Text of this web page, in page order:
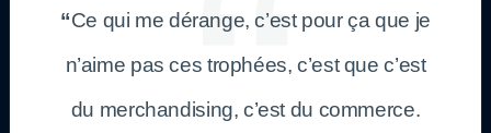
“Ce qui me dérange, c’est pour ça que je
n’aime pas ces trophées, c’est que c’est
du merchandising, c’est du commerce.